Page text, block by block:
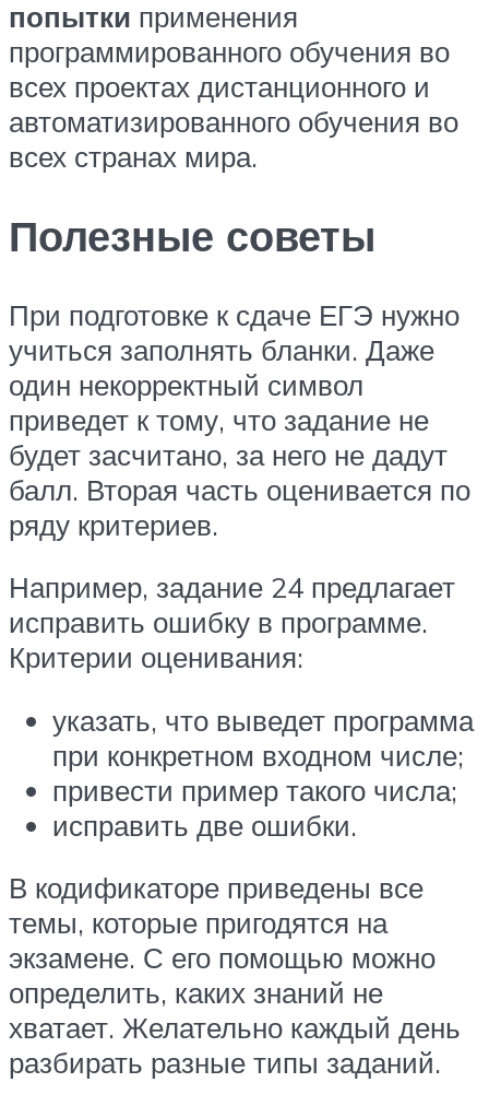
попытки применения
программированного обучения во
всех проектах дистанционного и
автоматизированного обучения во
всех странах мира.
Полезные советы
При подготовке к сдаче ЕГЭ нужно
учиться заполнять бланки. Даже
один некорректный символ
приведет к тому, что задание не
будет засчитано, за него не дадут
балл. Вторая часть оценивается по
ряду критериев.
Например, задание 24 предлагает
исправить ошибку в программе.
Критерии оценивания:
указать, что выведет программа
при конкретном входном числе;
привести пример такого числа;
исправить две ошибки.
В кодификаторе приведены все
темы, которые пригодятся на
экзамене. С его помощью можно
определить, каких знаний не
хватает. Желательно каждый день
разбирать разные типы заданий.